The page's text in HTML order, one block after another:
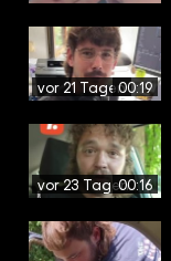
vor 21 Tagen00:19
vor 23 Tagen00:16